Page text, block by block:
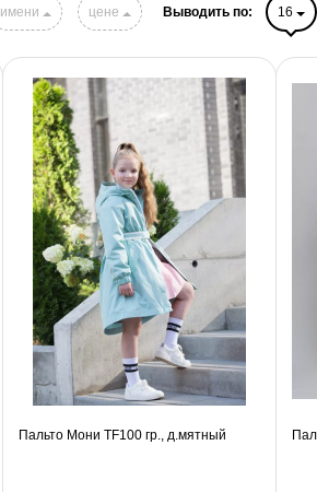
имени цене Выводить по: 16
Пальто Мони TF100 гр., д.мятный